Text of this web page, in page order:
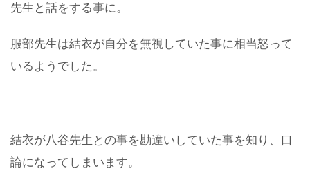
先生と話をする事に。
服部先生は結衣が自分を無視していた事に相当怒って
いるようでした。
結衣が八谷先生との事を勘違いしていた事を知り、口
論になってしまいます。